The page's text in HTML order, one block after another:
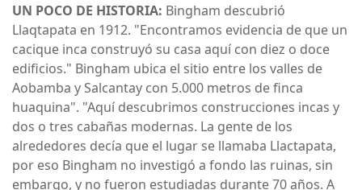
UN POCO DE HISTORIA: Bingham descubrió
Llaqtapata en 1912. "Encontramos evidencia de que un
cacique inca construyó su casa aquí con diez o doce
edificios." Bingham ubica el sitio entre los valles de
Aobamba y Salcantay con 5.000 metros de finca
huaquina". "Aquí descubrimos construcciones incas y
dos o tres cabañas modernas. La gente de los
alrededores decía que el lugar se llamaba Llactapata,
por eso Bingham no investigó a fondo las ruinas, sin
embargo, y no fueron estudiadas durante 70 años. A